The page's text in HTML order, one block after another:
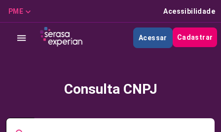
PME Acessibilidade
Acessar Cadastrar
Consulta CNPJ